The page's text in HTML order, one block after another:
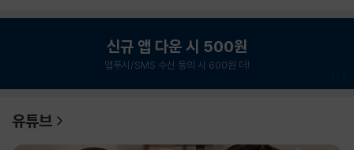
신규 앱 다운 시 500원
앱푸시/SMS 수신 동의 시 600원 더!
유튜브